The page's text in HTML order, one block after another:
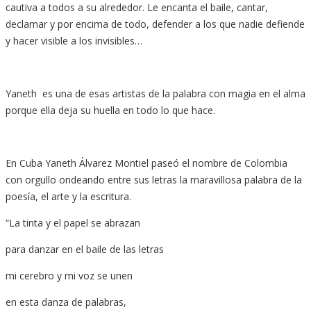
cautiva a todos a su alrededor. Le encanta el baile, cantar,
declamar y por encima de todo, defender a los que nadie defiende
y hacer visible a los invisibles…
Yaneth es una de esas artistas de la palabra con magia en el alma
porque ella deja su huella en todo lo que hace.
En Cuba Yaneth Álvarez Montiel paseó el nombre de Colombia
con orgullo ondeando entre sus letras la maravillosa palabra de la
poesía, el arte y la escritura.
“La tinta y el papel se abrazan
para danzar en el baile de las letras
mi cerebro y mi voz se unen
en esta danza de palabras,